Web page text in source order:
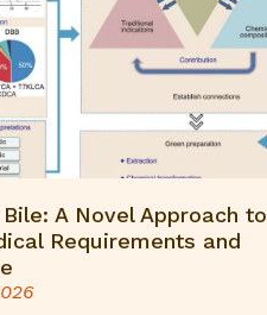
A Novel Approach to
Requirements and